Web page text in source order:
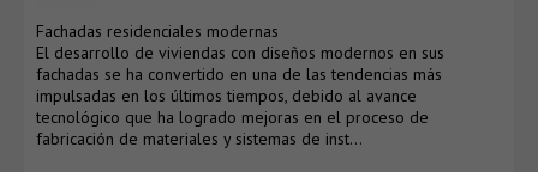
Fachadas residenciales modernas
El desarrollo de viviendas con diseños modernos en sus
fachadas se ha convertido en una de las tendencias más
impulsadas en los últimos tiempos, debido al avance
tecnológico que ha logrado mejoras en el proceso de
fabricación de materiales y sistemas de inst…